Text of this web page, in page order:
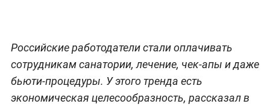
Российские работодатели стали оплачивать
сотрудникам санатории, лечение, чек-апы и даже
бьюти-процедуры. У этого тренда есть
экономическая целесообразность, рассказал в